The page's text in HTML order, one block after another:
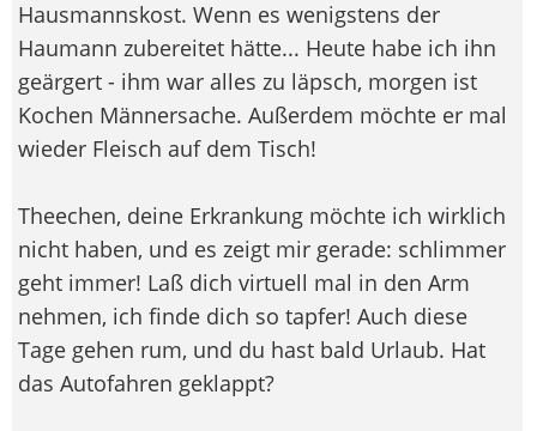
Hausmannskost. Wenn es wenigstens der
Haumann zubereitet hätte... Heute habe ich ihn
geärgert - ihm war alles zu läpsch, morgen ist
Kochen Männersache. Außerdem möchte er mal
wieder Fleisch auf dem Tisch!
Theechen, deine Erkrankung möchte ich wirklich
nicht haben, und es zeigt mir gerade: schlimmer
geht immer! Laß dich virtuell mal in den Arm
nehmen, ich finde dich so tapfer! Auch diese
Tage gehen rum, und du hast bald Urlaub. Hat
das Autofahren geklappt?